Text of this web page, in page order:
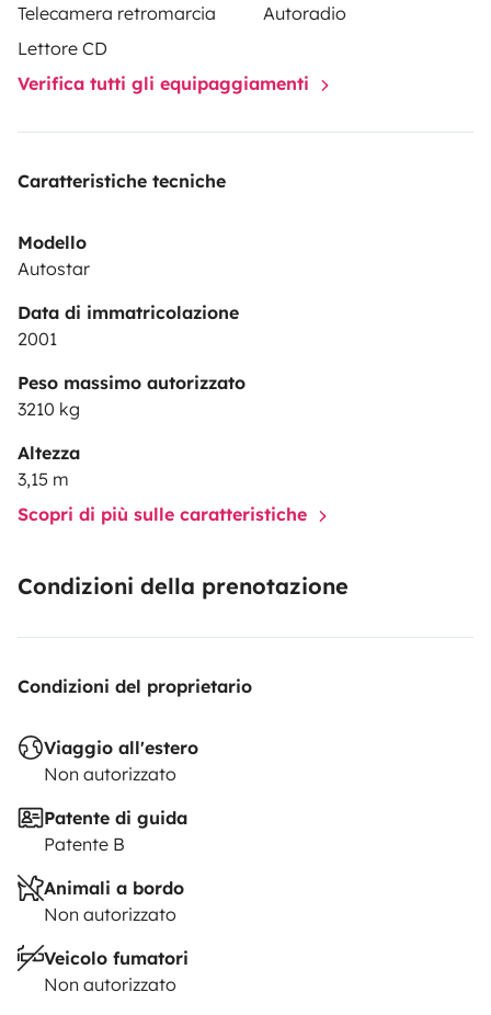
Telecamera retromarcia
Autoradio
Lettore CD
Verifica tutti gli equipaggiamenti
Caratteristiche tecniche
Modello
Autostar
Data di immatricolazione
2001
Peso massimo autorizzato
3210 kg
Altezza
3,15 m
Scopri di più sulle caratteristiche
Condizioni della prenotazione
Condizioni del proprietario
Viaggio all'estero
Non autorizzato
Patente di guida
Patente B
Animali a bordo
Non autorizzato
Veicolo fumatori
Non autorizzato